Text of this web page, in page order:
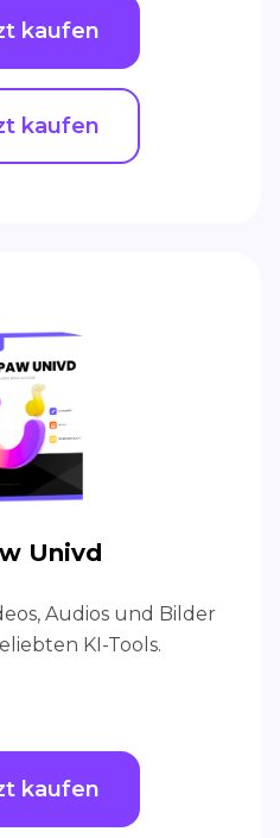
kaufen
kaufen
Univd
Audios und Bilder
KI-Tools.
kaufen